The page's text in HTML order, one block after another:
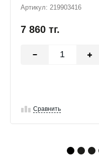
Артикул: 219903416
7 860 тг.
Сравнить